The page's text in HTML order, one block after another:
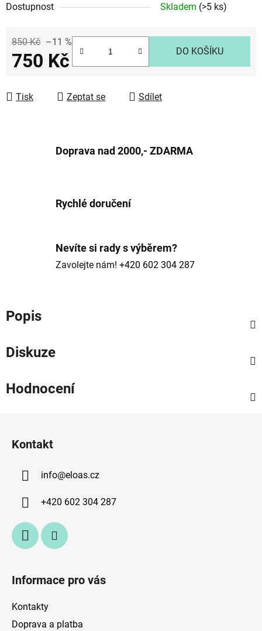
Dostupnost Skladem (>5 ks)
850 Kč –11 %
750 Kč DO KOŠÍKU
Tisk Zeptat se Sdílet
Doprava nad 2000,- ZDARMA
Rychlé doručení
Nevíte si rady s výběrem?
Zavolejte nám! +420 602 304 287
Popis
Diskuze
Hodnocení
Kontakt
info@eloas.cz
+420 602 304 287
Informace pro vás
Kontakty
Doprava a platba